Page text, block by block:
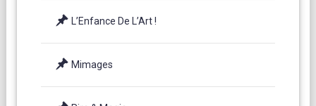
L’Enfance De L’Art !
Mimages